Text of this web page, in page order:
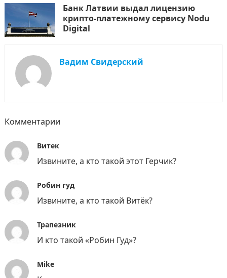
Банк Латвии выдал лицензию
крипто-платежному сервису Nodu
Digital
Вадим Свидерский
Комментарии
Витек
Извините, а кто такой этот Герчик?
Робин гуд
Извините, а кто такой Витёк?
Трапезник
И кто такой «Робин Гуд»?
Mike